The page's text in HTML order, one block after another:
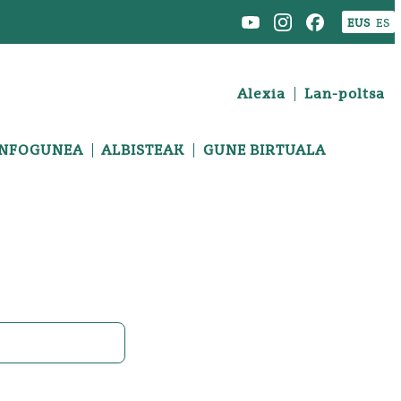
EUS ES
Alexia Lan-poltsa
ALBISTEAK GUNE BIRTUALA